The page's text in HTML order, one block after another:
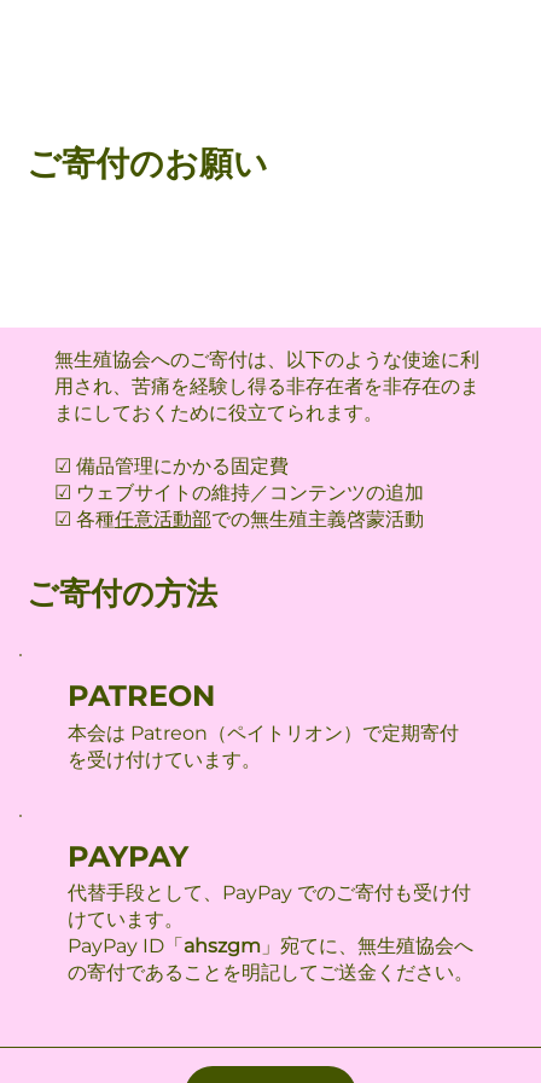
ご寄付のお願い
無生殖協会へのご寄付は、以下のような使途に利
用され、苦痛を経験し得る非存在者を非存在のま
まにしておくために役立てられます。
​☑ 備品管理にかかる固定費
☑ ウェブサイトの維持／コンテンツの追加
☑ 各種任意活動部での無生殖主義啓蒙活動
ご寄付の方法
PATREON
本会は Patreon（ペイトリオン）で定期寄付
を受け付けています。
PAYPAY
代替手段として、PayPay でのご寄付も受け付
けています。
PayPay ID「ahszgm 」宛てに、無生殖協会へ
の寄付であることを明記してご送金ください。